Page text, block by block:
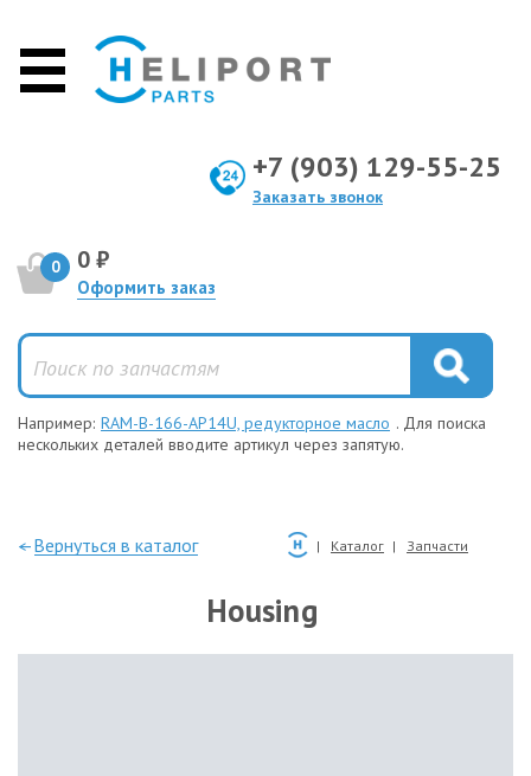
+7 (903) 129-55-25
Заказать звонок
0 0 ₽
Оформить заказ
Например: RAM-B-166-AP14U, редукторное масло . Для поиска
нескольких деталей вводите артикул через запятую.
—Вернуться в каталог Каталог Запчасти
Housing